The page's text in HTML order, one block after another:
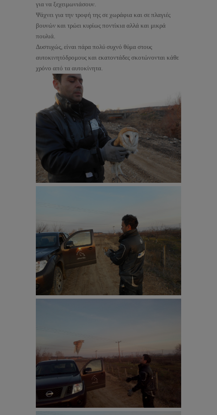
για να ξεχειμωνιάσουν.
Ψάχνει για την τροφή της σε χωράφια και σε πλαγιές
βουνών και τρώει κυρίως ποντίκια αλλά και μικρά
πουλιά.
Δυστυχώς, είναι πάρα πολύ συχνό θύμα στους
αυτοκινητόδρομους και εκατοντάδες σκοτώνονται κάθε
χρόνο από τα αυτοκίνητα.